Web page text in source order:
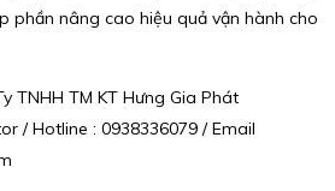
phần nâng cao hiệu quả vận hành cho
TNHH TM KT Hưng Gia Phát
/ Hotline : 0938336079 / Email